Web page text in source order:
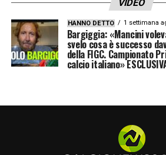
VIDEO
HANNO DETTO 1 settimana
Bargiggia: «Mancini
svelo cosa è successo
della FIGC. Campionato
calcio italiano»